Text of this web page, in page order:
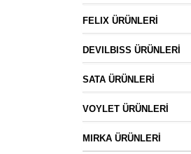
FELIX ÜRÜNLERİ
DEVILBISS ÜRÜNLERİ
SATA ÜRÜNLERİ
VOYLET ÜRÜNLERİ
MIRKA ÜRÜNLERİ